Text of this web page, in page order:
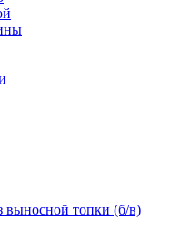
выносной топки (б/в)